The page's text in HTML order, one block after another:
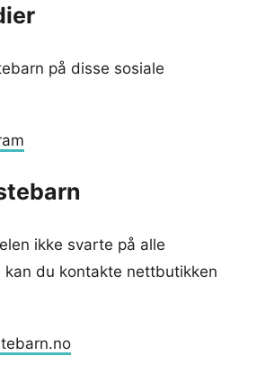
på disse sosiale
ikke svarte på alle
kan du kontakte nettbutikken